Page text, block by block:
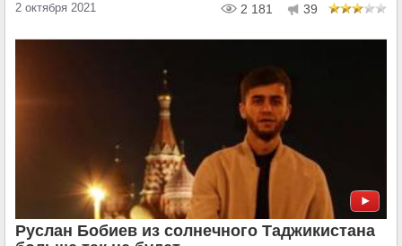
2 октября 2021 2 181 39
Руслан Бобиев из солнечного Таджикистана